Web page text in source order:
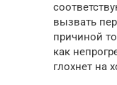
вызвать
причиной
как
глохнет на